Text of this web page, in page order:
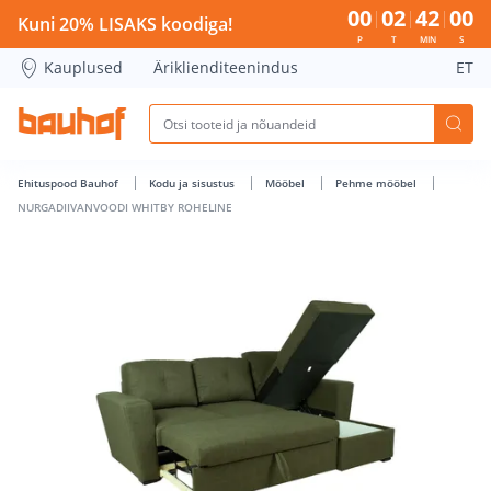
NURGADIIVANVOODI WHITBY ROHELINE - Bauhof has
Kuni 20% LISAKS koodiga! 00
P
02
T
41
MIN
59
S
Kauplused Äriklienditeenindus ET
Ehituspood Bauhof Kodu ja sisustus Mööbel
Pehme mööbel
NURGADIIVANVOODI WHITBY ROHELINE